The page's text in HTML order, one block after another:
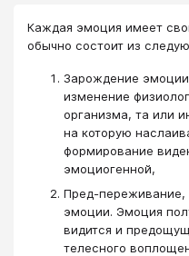
Каждая эмоция имеет
обычно состоит из
Зарождение
изменение
организма, та или
на которую
формирование
эмоциогенной,
Пред-переживание,
эмоции. Эмоция
видится и
телесного